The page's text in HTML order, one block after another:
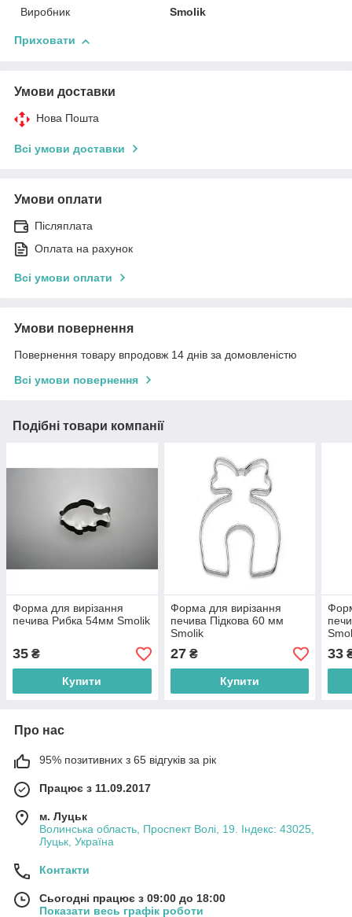
Виробник
Smolik
Приховати
Умови доставки
Нова Пошта
Всі умови доставки
Умови оплати
Післяплата
Оплата на рахунок
Всі умови оплати
Умови повернення
Повернення товару впродовж 14 днів за домовленістю
Всі умови повернення
Подібні товари компанії
Форма для вирізання
печива Рибка 54мм Smolik
35 ₴
Купити
Форма для вирізання
печива Підкова 60 мм
Smolik
27₴
Купити
33
Про нас
95% позитивних з 65 відгуків за рік
Працює з 11.09.2017
м. Луцьк
Волинська область, Проспект Волі, 19. Індекс: 43025,
Луцьк, Україна
Контакти
Сьогодні працює з 09:00 до 18:00
Показати весь графік роботи